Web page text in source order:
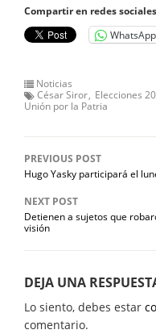
Compartir en redes
WhatsApp
Noticias
César Siror Elecciones
Unión por la Patria
PREVIOUS POST
Hugo Yasky participará el
NEXT POST
Detienen a sujetos que
visión
DEJA UNA
Lo siento, debes estar
comentario.